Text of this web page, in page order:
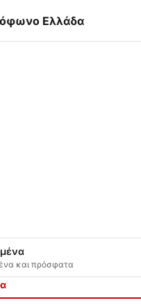
Ελλάδα
και πρόσφατα